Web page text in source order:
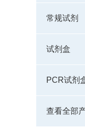
常规试剂
试剂盒
PCR试剂
查看全部